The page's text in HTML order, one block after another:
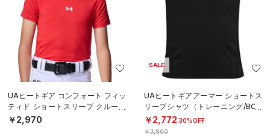
UAヒートギア コンフォート フィッ
ティド ショートスリーブ クルーネ
ック シャツ（ベースボール/BOY
￥2,970
SALE
UAヒートギアアーマー ショートス
リーブシャツ（トレーニング/BOY
S）
￥2,772 30%OFF
￥3,960